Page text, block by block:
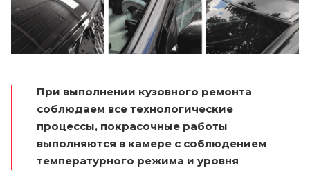
При выполнении кузовного ремонта
соблюдаем все технологические
процессы, покрасочные работы
выполняются в камере с соблюдением
температурного режима и уровня